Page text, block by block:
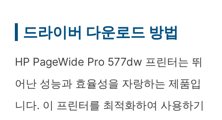
드라이버 다운로드 방법
HP PageWide Pro 577dw 프린터는 뛰
어난 성능과 효율성을 자랑하는 제품입
니다. 이 프린터를 최적화하여 사용하기